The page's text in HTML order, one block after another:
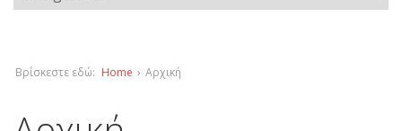
Βρίσκεστε εδώ: Home › Αρχική